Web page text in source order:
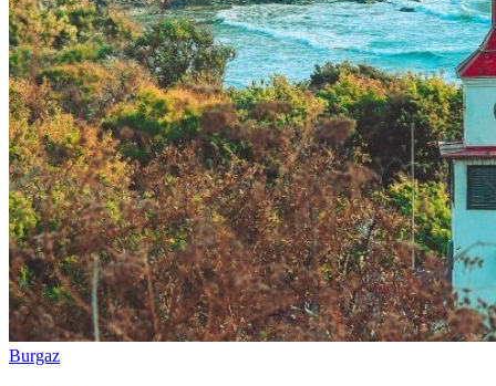
Burgaz